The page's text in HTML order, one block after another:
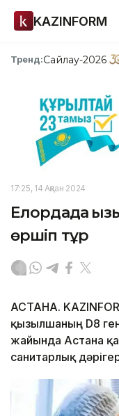
KAZINFORM
Тренд:Сайлау-2026
17:25, 14 Ақпан 2024
Елордада
өршіп тұр
АСТАНА.
қызылшаның D8
жайында Астана
санитарлық